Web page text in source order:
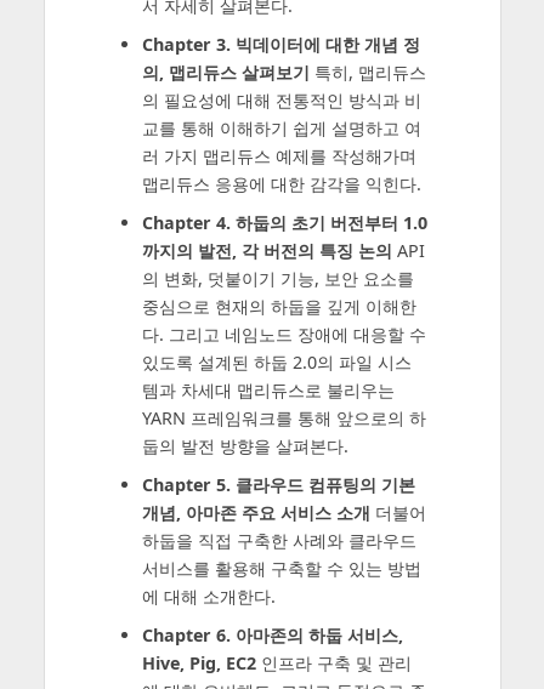
서 자세히 살펴본다.
Chapter 3. 빅데이터에 대한 개념 정
의, 맵리듀스 살펴보기 특히, 맵리듀스
의 필요성에 대해 전통적인 방식과 비
교를 통해 이해하기 쉽게 설명하고 여
러 가지 맵리듀스 예제를 작성해가며
맵리듀스 응용에 대한 감각을 익힌다.
Chapter 4. 하둡의 초기 버전부터 1.0
까지의 발전, 각 버전의 특징 논의 API
의 변화, 덧붙이기 기능, 보안 요소를
중심으로 현재의 하둡을 깊게 이해한
다. 그리고 네임노드 장애에 대응할 수
있도록 설계된 하둡 2.0의 파일 시스
템과 차세대 맵리듀스로 불리우는
YARN 프레임워크를 통해 앞으로의 하
둡의 발전 방향을 살펴본다.
Chapter 5. 클라우드 컴퓨팅의 기본
개념, 아마존 주요 서비스 소개 더불어
하둡을 직접 구축한 사례와 클라우드
서비스를 활용해 구축할 수 있는 방법
에 대해 소개한다.
Chapter 6. 아마존의 하둡 서비스,
Hive, Pig, EC2 인프라 구축 및 관리